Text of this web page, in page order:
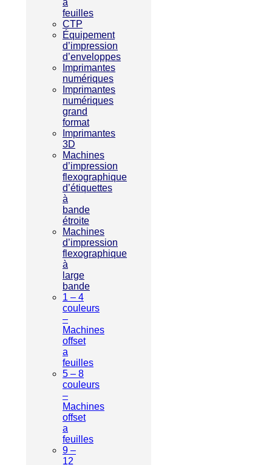
feuilles
CTP
Équipement
d’impression
d’enveloppes
Imprimantes
numériques
Imprimantes
numériques
grand
format
Imprimantes
3D
Machines
d’impression
flexographique
d’étiquettes
à
bande
étroite
Machines
d’impression
flexographique
à
large
bande
1 – 4
couleurs
–
Machines
offset
a
feuilles
5 – 8
couleurs
–
Machines
offset
a
feuilles
9 –
12